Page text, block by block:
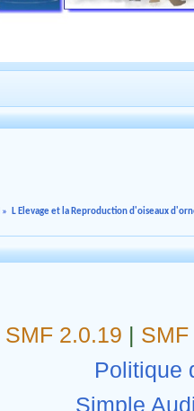
» L Elevage et la Reproduction d'oiseaux
SMF 2.0.19 |
Politique
Simple